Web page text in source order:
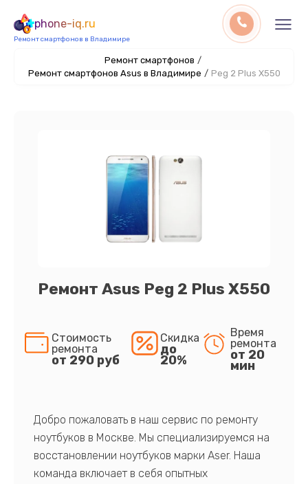
phone-iq.ru
Ремонт смартфонов в Владимире
Ремонт смартфонов /
Ремонт смартфонов Asus в Владимире / Peg 2 Plus X550
Ремонт Asus Peg 2 Plus X550
Стоимость
ремонта
от 290 руб
Скидка
до
20%
Время
ремонта
от 20
мин
Добро пожаловать в наш сервис по ремонту
ноутбуков в Москве. Мы специализируемся на
восстановлении ноутбуков марки Aser. Наша
команда включает в себя опытных